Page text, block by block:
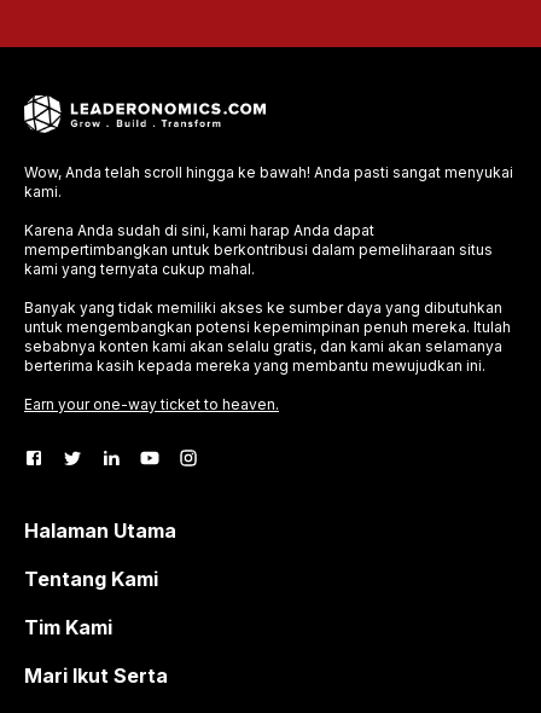
Wow, Anda telah scroll hingga ke bawah! Anda pasti sangat menyukai
kami.
Karena Anda sudah di sini, kami harap Anda dapat
mempertimbangkan untuk berkontribusi dalam pemeliharaan situs
kami yang ternyata cukup mahal.
Banyak yang tidak memiliki akses ke sumber daya yang dibutuhkan
untuk mengembangkan potensi kepemimpinan penuh mereka. Itulah
sebabnya konten kami akan selalu gratis, dan kami akan selamanya
berterima kasih kepada mereka yang membantu mewujudkan ini.
Earn your one-way ticket to heaven.
Halaman Utama
Tentang Kami
Tim Kami
Mari Ikut Serta